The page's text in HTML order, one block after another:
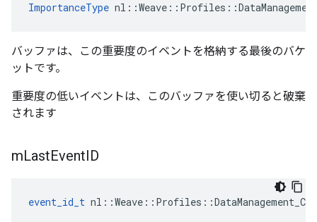
ImportanceType
バッファは、この重要度のイベントを格納する最後のバケ
ットです。
重要度の低いイベントは、このバッファを使い切ると破棄
されます
mLastEventID
event_id_t